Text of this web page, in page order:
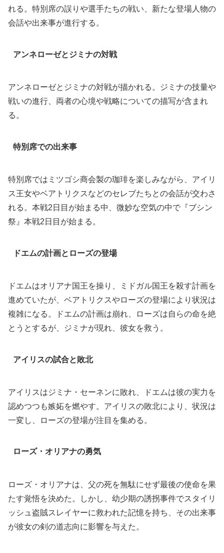
れる。特別席の誤りや選手たちの戦い、新たな登場人物の
会話や出来事が進行する。
アンネローゼとジミナの対戦
アンネローゼとジミナの対戦が描かれる。ジミナの技量や
戦いの進行、両者の心境や戦略についての描写が含まれ
る。
特別席での出来事
特別席ではミツゴシ商会製の珈琲を楽しみながら、アイリ
ス王女やベアトリクスなどのセレブたちとの会話が交わさ
れる。本戦2日目が始まる中、微妙な空気の中で『ブシン
祭』本戦2日目が始まる。
ドエムの計画とローズの登場
ドエムはオリアナ国王を操り、ミドガル国王を殺す計画を
進めていたが、ベアトリクスやローズの登場により状況は
複雑になる。ドエムの計画は崩れ、ローズは自らの命を絶
とうとするが、ジミナが現れ、彼女を救う。
アイリスの試合と敗北
アイリスはジミナ・セーネンに敗れ、ドエムは彼の実力を
認めつつも嫉妬を燃やす。アイリスの敗北により、状況は
一変し、ローズの登場が注目を集める。
ローズ・オリアナの勇気
ローズ・オリアナは、父の死を無駄にせず最後の使命を果
たす覚悟を決めた。しかし、幼少期の誘拐事件でスタイリ
ッシュ盗賊スレイヤーに救われた記憶を持ち、その出来事
が彼女の剣の道志向に影響を与えた。